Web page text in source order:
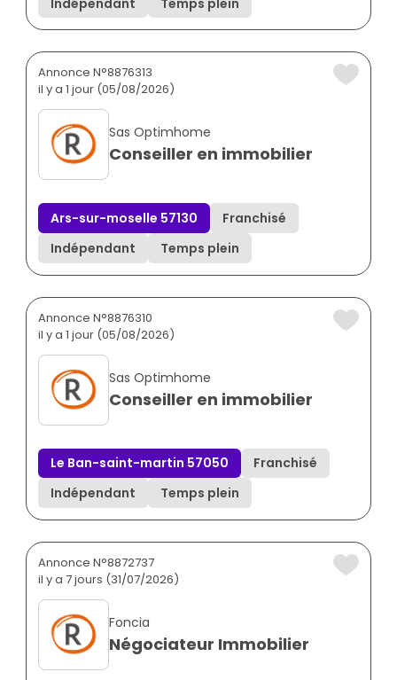
Annonce N°8876313
il y a 1 jour (05/08/2026)
Sas Optimhome
Conseiller en immobilier
Ars-sur-moselle 57130
Franchisé
Indépendant
Temps plein
Annonce N°8876310
il y a 1 jour (05/08/2026)
Sas Optimhome
Conseiller en immobilier
Le Ban-saint-martin 57050
Franchisé
Indépendant
Temps plein
Annonce N°8872737
il y a 7 jours (31/07/2026)
Foncia
Négociateur Immobilier